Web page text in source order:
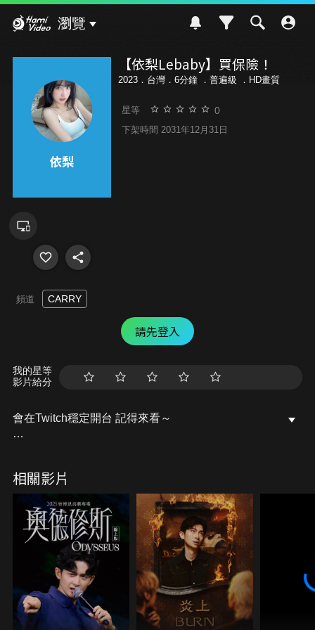
瀏覽
【依梨Lebaby】買保險！
2023．台灣．6分鐘 ． 普遍級 ．HD畫質
星等 0
下架時間 2031年12月31日
頻道 CARRY
請先登入
我的星等
影片給分
會在Twitch穩定開台 記得來看～
記得去粉專點個讚唷～
開台活動訊息都會發布在上面的
Facebook粉專：樂樂Lebaby
/ lebaby0v0
Instagram：lebaby0v0
相關影片